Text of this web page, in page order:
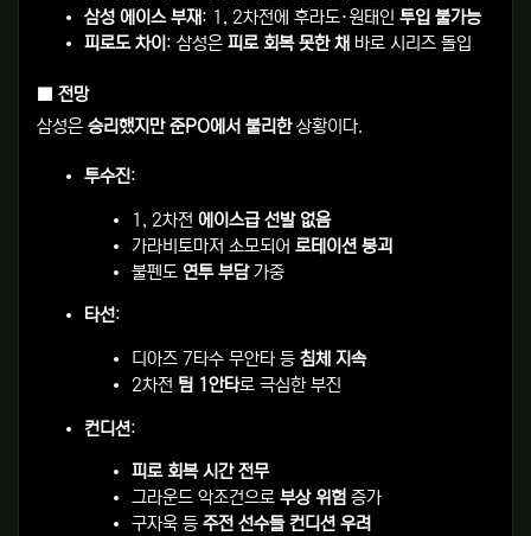
삼성 에이스 부재: 1, 2차전에 후라도·원태인 투입 불가능
피로도 차이 : 삼성은 피로 회복 못한 채 바로 시리즈 돌입
■ 전망
삼성은 승리했지만 준PO에서 불리한상황이다.
투수진:
1, 2차전 에이스급 선발 없음
가라비토마저 소모되어 로테이션 붕괴
불펜도 연투 부담가중
타선:
디아즈 7타수 무안타 등 침체 지속
2차전 팀 1안타로 극심한 부진
컨디션:
피로 회복 시간 전무
그라운드 악조건으로 부상 위험 증가
구자욱 등 주전 선수들 컨디션 우려